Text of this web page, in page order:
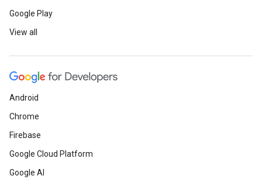
Google Play
View all
Android
Chrome
Firebase
Google Cloud Platform
Google AI